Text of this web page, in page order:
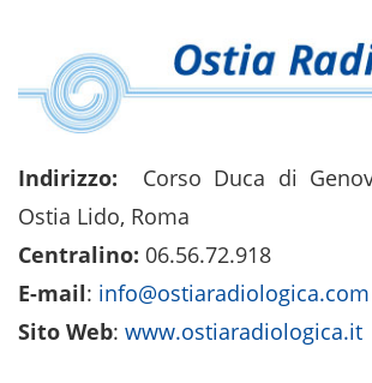
Indirizzo: Corso Duca di
Ostia Lido, Roma
Centralino: 06.56.72.918
E-mail: info@ostiaradiologica.com
Sito Web: www.ostiaradiologica.it